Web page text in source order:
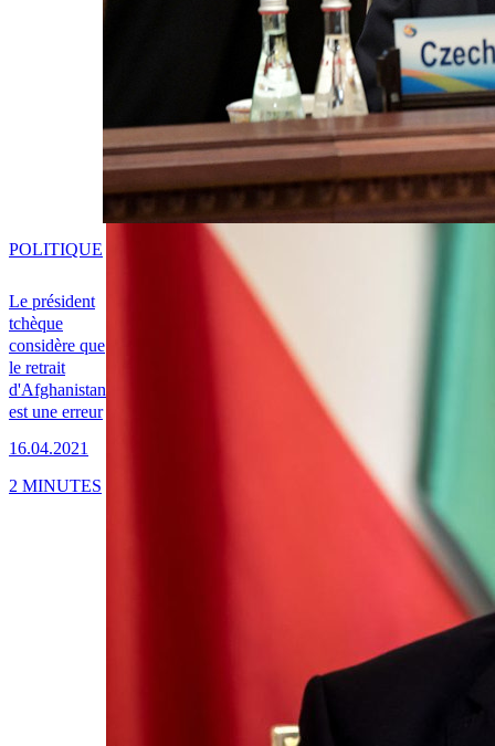
Le président
tchèque
considère que
le retrait
d'Afghanistan
est une erreur
16.04.2021
POLITIQUE
2 MINUTES